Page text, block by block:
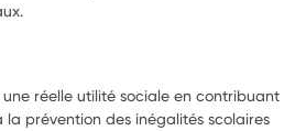
réelle utilité sociale en contribuant
la prévention des inégalités scolaires